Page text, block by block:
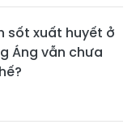
sốt xuất huyết ở
Áng vẫn chưa